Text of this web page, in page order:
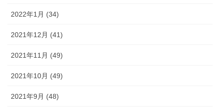
2022年1月 (34)
2021年12月 (41)
2021年11月 (49)
2021年10月 (49)
2021年9月 (48)